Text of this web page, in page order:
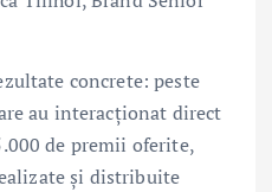
concrete: peste
au interacționat direct
de premii oferite,
și distribuite